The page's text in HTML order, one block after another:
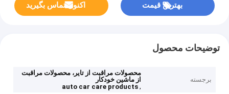
بهترین قیمت اکنون تماس بگیرید
توضیحات محصول
برجسته
محصولات مراقبت از تایر، محصولات مراقبت
از ماشین خودکار
,
auto car care products